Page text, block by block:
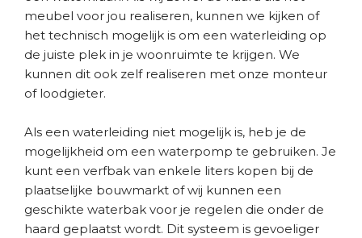
meubel voor jou realiseren, kunnen we kijken of
het technisch mogelijk is om een waterleiding op
de juiste plek in je woonruimte te krijgen. We
kunnen dit ook zelf realiseren met onze monteur
of loodgieter.
Als een waterleiding niet mogelijk is, heb je de
mogelijkheid om een waterpomp te gebruiken. Je
kunt een verfbak van enkele liters kopen bij de
plaatselijke bouwmarkt of wij kunnen een
geschikte waterbak voor je regelen die onder de
haard geplaatst wordt. Dit systeem is gevoeliger